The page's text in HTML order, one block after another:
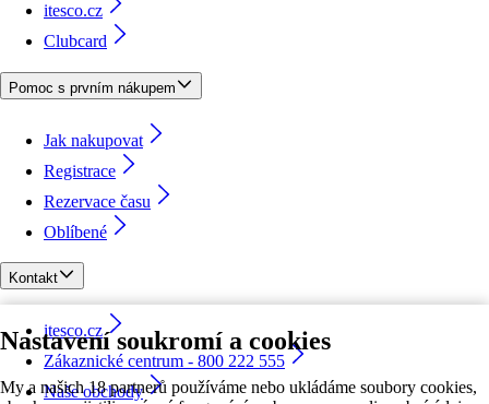
Nastavení soukromí a cookies
My a našich 18 partnerů používáme nebo ukládáme soubory cookies,
itesco.cz
Clubcard
Pomoc s prvním nákupem
Jak nakupovat
Registrace
Rezervace času
Oblíbené
Kontakt
itesco.cz
Zákaznické centrum - 800 222 555
Naše obchody